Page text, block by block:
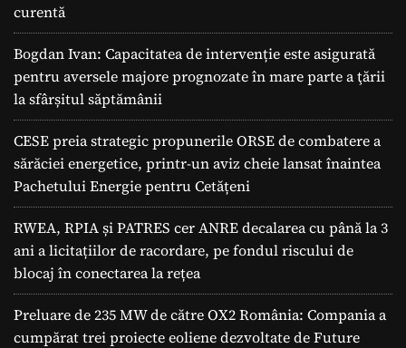
curentă
Bogdan Ivan: Capacitatea de intervenție este asigurată
pentru aversele majore prognozate în mare parte a ţării
la sfârșitul săptămânii
CESE preia strategic propunerile ORSE de combatere a
sărăciei energetice, printr-un aviz cheie lansat înaintea
Pachetului Energie pentru Cetățeni
RWEA, RPIA și PATRES cer ANRE decalarea cu până la 3
ani a licitațiilor de racordare, pe fondul riscului de
blocaj în conectarea la rețea
Preluare de 235 MW de către OX2 România: Compania a
cumpărat trei proiecte eoliene dezvoltate de Future